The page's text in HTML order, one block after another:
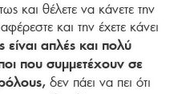
και θέλετε να κάνετε την
και την έχετε κάνει
είναι απλές και πολύ
που συμμετέχουν σε
δεν πάει να πει ότι